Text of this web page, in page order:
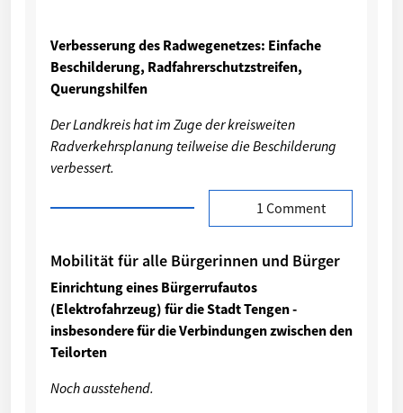
Verbesserung des Radwegenetzes: Einfache
Beschilderung, Radfahrerschutzstreifen,
Querungshilfen
Der Landkreis hat im Zuge der kreisweiten
Radverkehrsplanung teilweise die Beschilderung
verbessert.
1 Comment
Mobilität für alle Bürgerinnen und Bürger
Einrichtung eines Bürgerrufautos
(Elektrofahrzeug) für die Stadt Tengen -
insbesondere für die Verbindungen zwischen den
Teilorten
Noch ausstehend.